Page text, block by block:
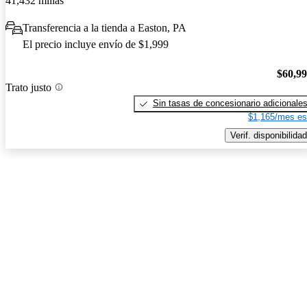
Transferencia a la tienda a Easton, PA
El precio incluye envío de $1,999
Trato justo
Sin tasas de concesionario adicionales
$1,165/mes
Verif. disponibilidad